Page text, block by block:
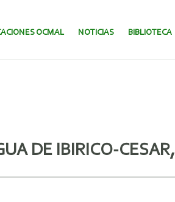
OCMAL NOTICIAS BIBLIOTECA
DE IBIRICO-CESAR,